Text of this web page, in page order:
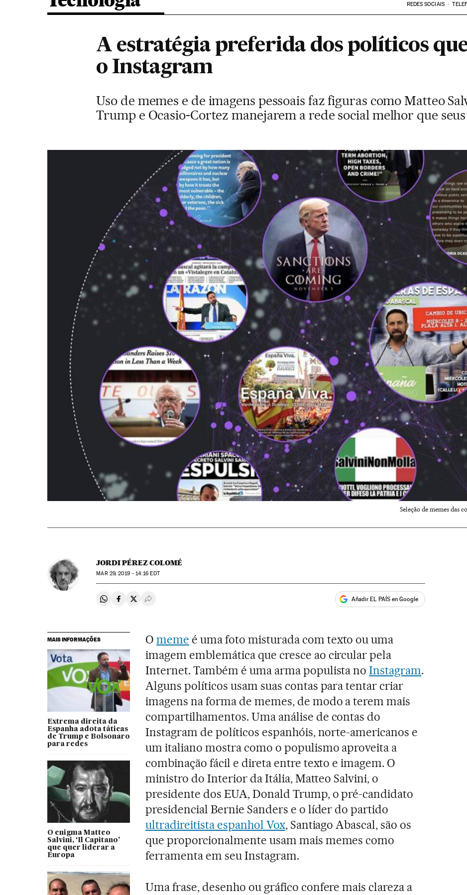
REDES SOCIAIS
A estratégia preferida dos políticos
o Instagram
Uso de memes e de imagens pessoais faz figuras como Matteo
Trump e Ocasio-Cortez manejarem a rede social melhor que
Seleção de memes das
JORDI PÉREZ COLOMÉ
MAR29, 2019 - 14:16 EDT
Compartir en Whatsapp
Compartir en Facebook
Compartir en Twitter
Desplegar Redes Sociales Añadir EL PAÍS en Google
MAIS INFORMAÇÕES
Extrema direita da
Espanha adota táticas
de Trump e Bolsonaro
para redes
O enigma Matteo
Salvini, ‘Il Capitano’
que quer liderar a
Europa
Omeme é uma foto misturada com texto ou uma
imagem emblemática que cresce ao circular pela
Internet. Também é uma arma populista noInstagram.
Alguns políticos usam suas contas para tentar criar
imagens na forma de memes, de modo a terem mais
compartilhamentos. Uma análise de contas do
Instagram de políticos espanhóis, norte-americanos e
um italiano mostra como o populismo aproveita a
combinação fácil e direta entre texto e imagem. O
ministro do Interior da Itália, Matteo Salvini, o
presidente dos EUA, Donald Trump, o pré-candidato
presidencial Bernie Sanders e o líder do partido
ultradireitista espanhol Vox, Santiago Abascal, são os
que proporcionalmente usam mais memes como
ferramenta em seu Instagram.
Uma frase, desenho ou gráfico confere mais clareza a